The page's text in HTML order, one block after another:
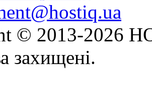
© 2013-2026
захищені.